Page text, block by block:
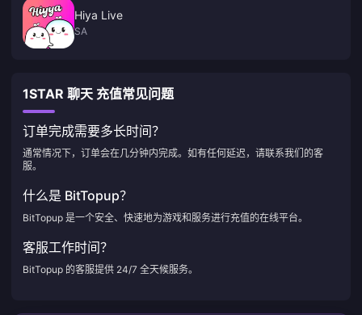
Hiya Live
SA
1STAR 聊天 充值常见问题
订单完成需要多长时间？
通常情况下，订单会在几分钟内完成。如有任何延迟，请联系我们的客
服。
什么是 BitTopup？
BitTopup 是一个安全、快速地为游戏和服务进行充值的在线平台。
客服工作时间？
BitTopup 的客服提供 24/7 全天候服务。